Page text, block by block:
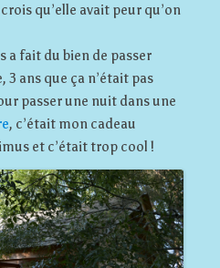
qu’elle avait peur qu’on
a fait du bien de passer
3 ans que ça n’était pas
passer une nuit dans une
, c’était mon cadeau
et c’était trop cool !